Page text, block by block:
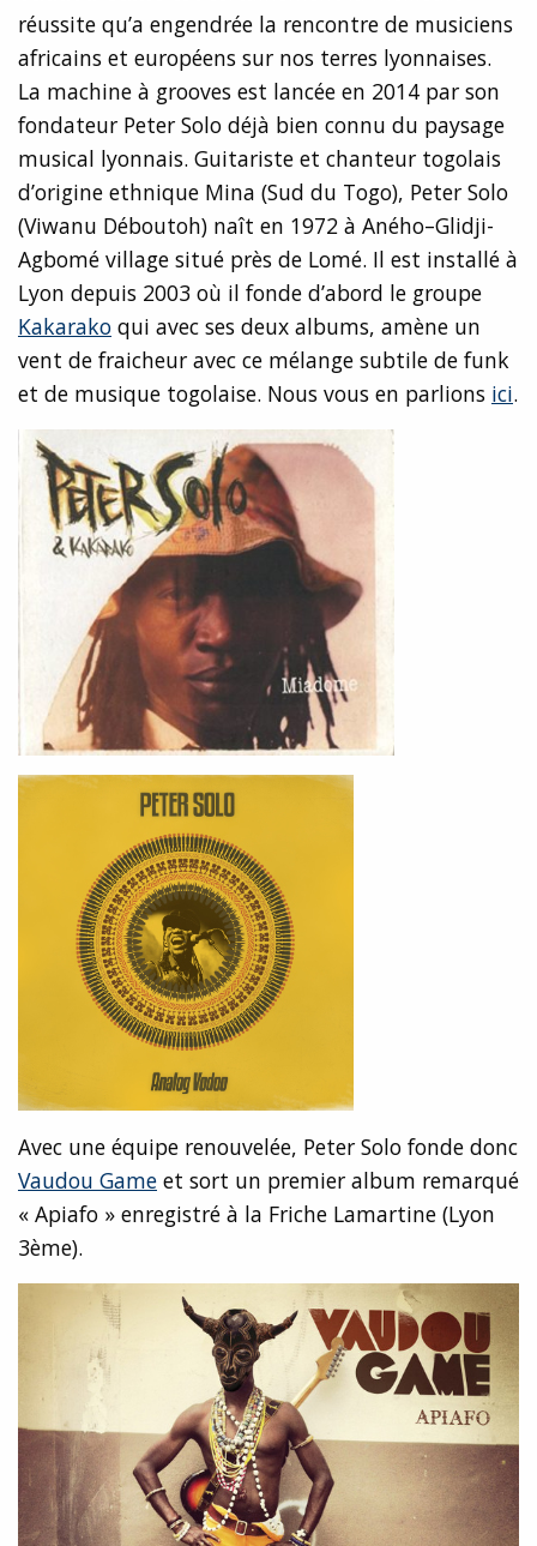
réussite qu’a engendrée la rencontre de musiciens
africains et européens sur nos terres lyonnaises.
La machine à grooves est lancée en 2014 par son
fondateur Peter Solo déjà bien connu du paysage
musical lyonnais. Guitariste et chanteur togolais
d’origine ethnique Mina (Sud du Togo), Peter Solo
(Viwanu Déboutoh) naît en 1972 à Aného–Glidji-
Agbomé village situé près de Lomé. Il est installé à
Lyon depuis 2003 où il fonde d’abord le groupe
Kakarako qui avec ses deux albums, amène un
vent de fraicheur avec ce mélange subtile de funk
et de musique togolaise. Nous vous en parlions ici.
Avec une équipe renouvelée, Peter Solo fonde donc
Vaudou Game et sort un premier album remarqué
« Apiafo » enregistré à la Friche Lamartine (Lyon
3ème).